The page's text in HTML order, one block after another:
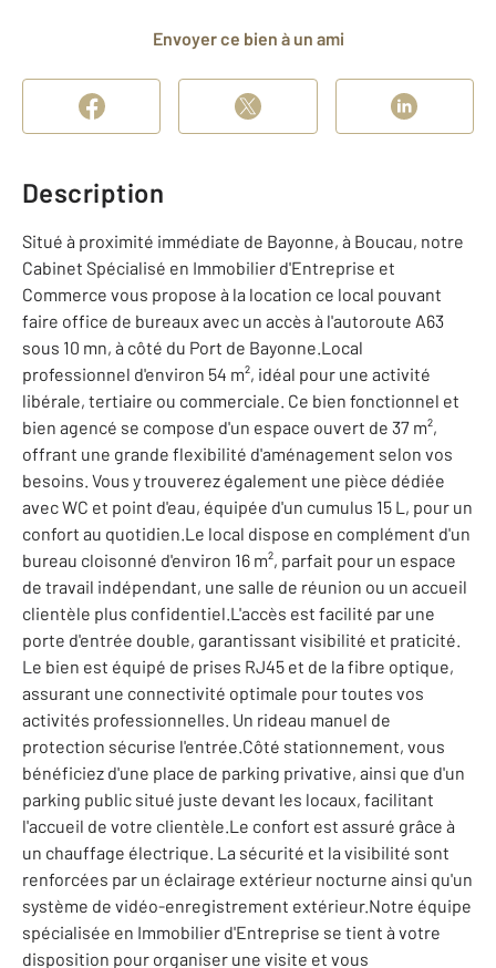
Envoyer ce bien à un ami
Description
Situé à proximité immédiate de Bayonne, à Boucau, notre
Cabinet Spécialisé en Immobilier d'Entreprise et
Commerce vous propose à la location ce local pouvant
faire office de bureaux avec un accès à l'autoroute A63
sous 10 mn, à côté du Port de Bayonne.Local
professionnel d'environ 54 m², idéal pour une activité
libérale, tertiaire ou commerciale. Ce bien fonctionnel et
bien agencé se compose d'un espace ouvert de 37 m²,
offrant une grande flexibilité d'aménagement selon vos
besoins. Vous y trouverez également une pièce dédiée
avec WC et point d'eau, équipée d'un cumulus 15 L, pour un
confort au quotidien.Le local dispose en complément d'un
bureau cloisonné d'environ 16 m², parfait pour un espace
de travail indépendant, une salle de réunion ou un accueil
clientèle plus confidentiel.L'accès est facilité par une
porte d'entrée double, garantissant visibilité et praticité.
Le bien est équipé de prises RJ45 et de la fibre optique,
assurant une connectivité optimale pour toutes vos
activités professionnelles. Un rideau manuel de
protection sécurise l'entrée.Côté stationnement, vous
bénéficiez d'une place de parking privative, ainsi que d'un
parking public situé juste devant les locaux, facilitant
l'accueil de votre clientèle.Le confort est assuré grâce à
un chauffage électrique. La sécurité et la visibilité sont
renforcées par un éclairage extérieur nocturne ainsi qu'un
système de vidéo-enregistrement extérieur.Notre équipe
spécialisée en Immobilier d'Entreprise se tient à votre
disposition pour organiser une visite et vous